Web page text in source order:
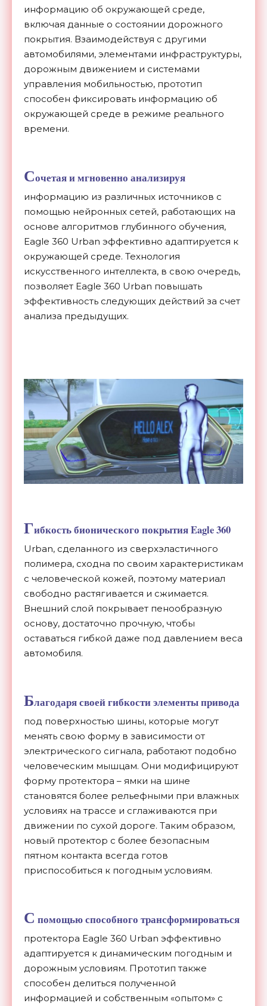
информацию об окружающей среде,
включая данные о состоянии дорожного
покрытия. Взаимодействуя с другими
автомобилями, элементами инфраструктуры,
дорожным движением и системами
управления мобильностью, прототип
способен фиксировать информацию об
окружающей среде в режиме реального
времени.
Сочетая и мгновенно анализируя
информацию из различных источников с
помощью нейронных сетей, работающих на
основе алгоритмов глубинного обучения,
Eagle 360 Urban эффективно адаптируется к
окружающей среде. Технология
искусственного интеллекта, в свою очередь,
позволяет Eagle 360 Urban повышать
эффективность следующих действий за счет
анализа предыдущих.
Гибкость бионического покрытия Eagle 360
Urban, сделанного из сверхэластичного
полимера, сходна по своим характеристикам
с человеческой кожей, поэтому материал
свободно растягивается и сжимается.
Внешний слой покрывает пенообразную
основу, достаточно прочную, чтобы
оставаться гибкой даже под давлением веса
автомобиля.
Благодаря своей гибкости элементы привода
под поверхностью шины, которые могут
менять свою форму в зависимости от
электрического сигнала, работают подобно
человеческим мышцам. Они модифицируют
форму протектора – ямки на шине
становятся более рельефными при влажных
условиях на трассе и сглаживаются при
движении по сухой дороге. Таким образом,
новый протектор с более безопасным
пятном контакта всегда готов
приспособиться к погодным условиям.
С помощью способного трансформироваться
протектора Eagle 360 Urban эффективно
адаптируется к динамическим погодным и
дорожным условиям. Прототип также
способен делиться полученной
информацией и собственным «опытом» с